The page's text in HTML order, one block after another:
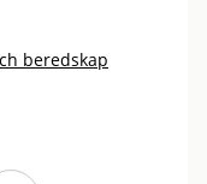
beredskap